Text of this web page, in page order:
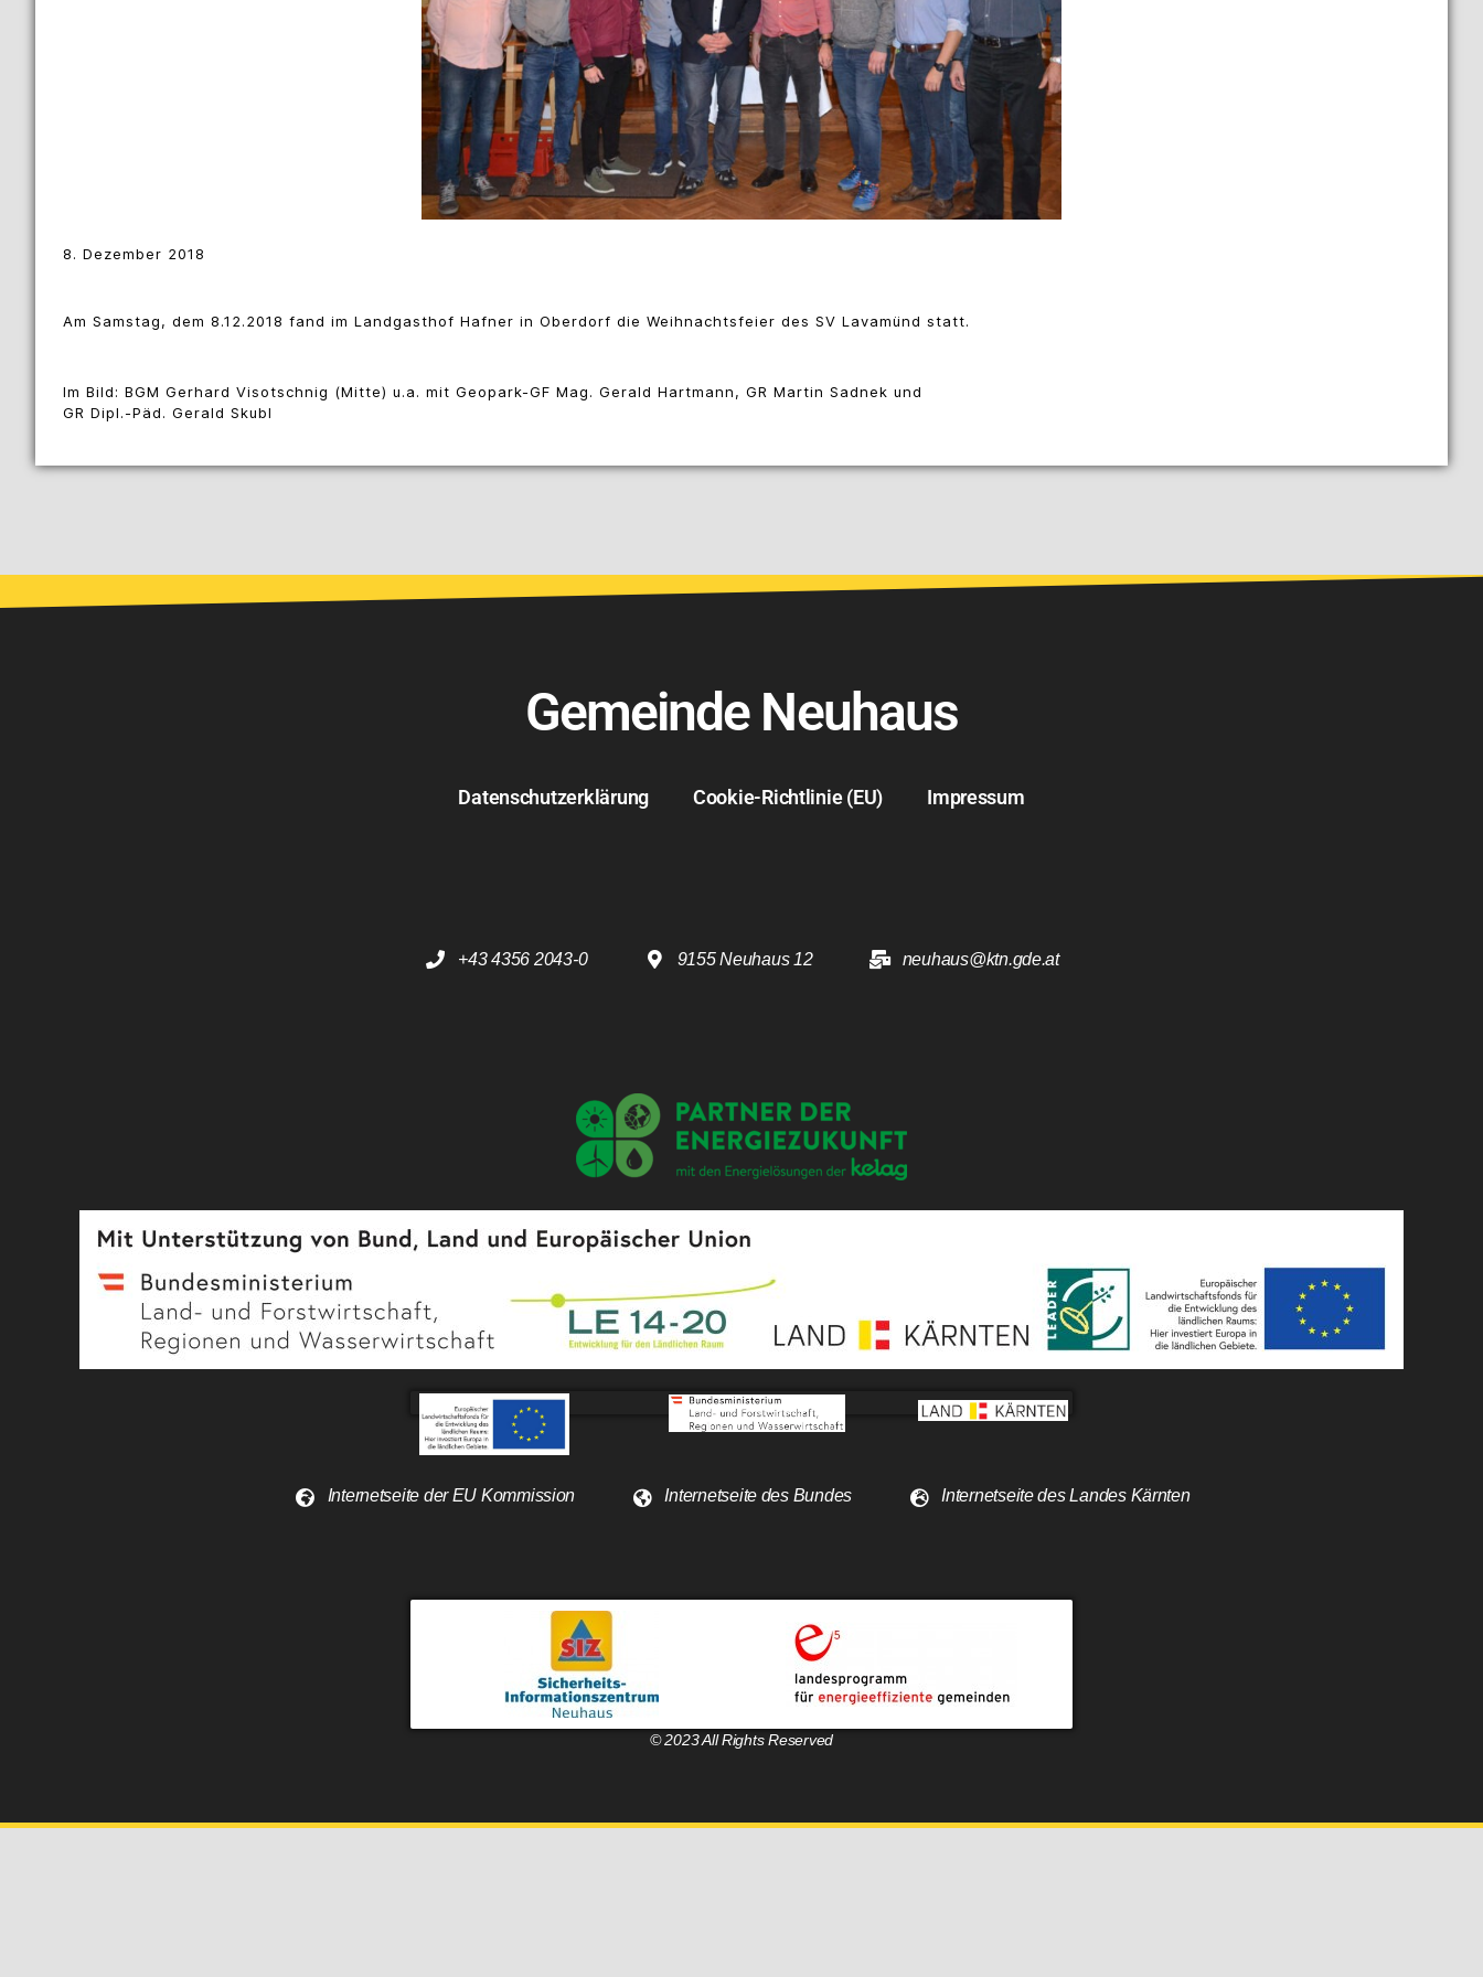
8. Dezember 2018
Am Samstag, dem 8.12.2018 fand im Landgasthof Hafner in Oberdorf die Weihnachtsfeier des SV Lavamünd statt.
Im Bild: BGM Gerhard Visotschnig (Mitte) u.a. mit Geopark-GF Mag. Gerald Hartmann, GR Martin Sadnek und
GR Dipl.-Päd. Gerald Skubl
Gemeinde Neuhaus
Datenschutzerklärung Cookie-Richtlinie (EU) Impressum
+43 4356 2043-0 9155 Neuhaus 12 neuhaus@ktn.gde.at
Internetseite der EU Kommission Internetseite des Bundes Internetseite des Landes Kärnten
© 2023 All Rights Reserved